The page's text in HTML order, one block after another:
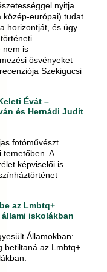
nyitja
közép-európai) tudat
horizontját, és úgy
nem is
ösvényeket
Szekigucsi
Évát –
és Hernádi Judit
fotóművészt
temetőben. A
képviselői is
az Lmbtq+
iskolákban
Államokban:
betiltaná az Lmbtq+